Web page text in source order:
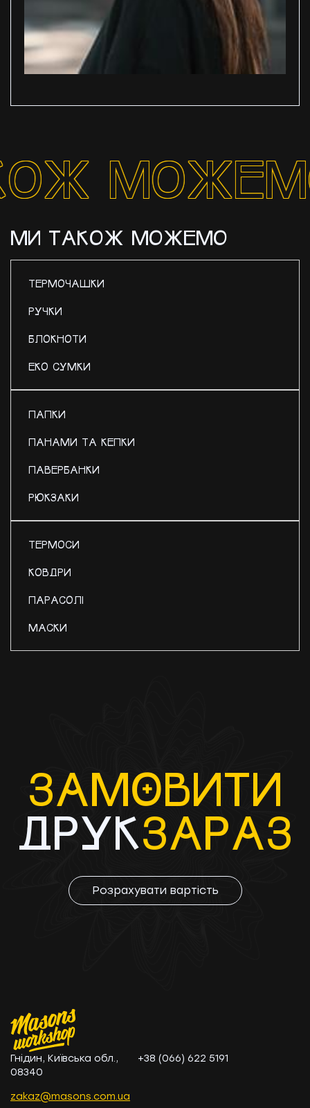
МОЖЕМО
МИ ТАКОЖ МОЖЕМО
ТЕРМОЧАШКИ
РУЧКИ
БЛОКНОТИ
ЕКО СУМКИ
ПАПКИ
ПАНАМИ ТА КЕПКИ
ПАВЕРБАНКИ
РЮКЗАКИ
ТЕРМОСИ
КОВДРИ
ПАРАСОЛІ
МАСКИ
ЗАМOВИТИ
ДРУКЗАРAЗ
Розрахувати вартість
Гнідин, Київська обл.,
08340
+38 (066) 622 5191
zakaz@masons.com.ua